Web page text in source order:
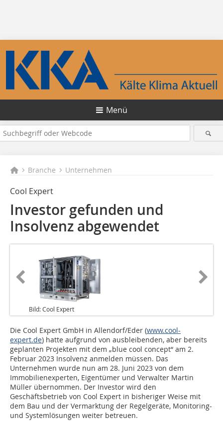
Menü
Branche Unternehmen
Cool Expert
Investor gefunden und
Insolvenz abgewendet
Bild: Cool Expert
Die Cool Expert GmbH in Allendorf/Eder (www.cool-
expert.de) hatte aufgrund von ausbleibenden, aber bereits
geplanten Projekten mit dem „blue cool concept“ am 2.
Februar 2023 Insolvenz anmelden müssen. Das
Unternehmen wurde nun am 28. Juni 2023 von dem
Immobilienexperten, Eigentümer und Verwalter Martin
Müller übernommen. Der Investor wird den
Geschäftsbetrieb von Cool Expert in bisheriger Weise mit
dem Bau und der Vermarktung der Regelgeräte, Monitoring-
und Systemlösungen weiter betreuen.